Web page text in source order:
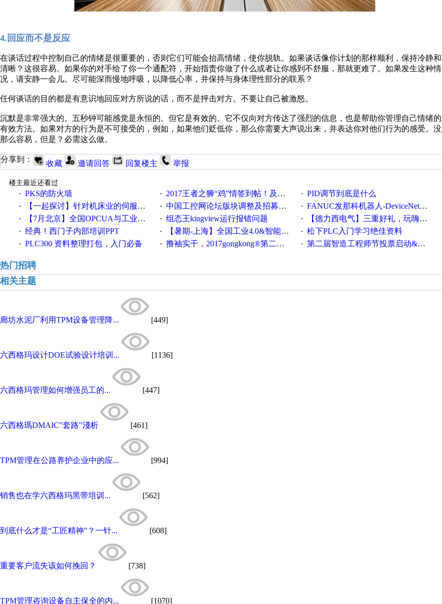
4.回应而不是反应
在谈话过程中控制自己的情绪是很重要的，否则它们可能会抬高情绪，使你脱轨。如果谈话像你计划的那样顺利，保持冷静和
清晰？这很容易。如果你的对手给了你一个通配符，开始指责你做了什么或者让你感到不舒服，那就更难了。如果发生这种情
况，请安静一会儿。尽可能深而慢地呼吸，以降低心率，并保持与身体理性部分的联系？
任何谈话的目的都是有意识地回应对方所说的话，而不是抨击对方。不要让自己被激怒。
沉默是非常强大的。五秒钟可能感觉是永恒的。但它是有效的。它不仅向对方传达了强烈的信息，也是帮助你管理自己情绪的
有效方法。如果对方的行为是不可接受的，例如，如果他们贬低你，那么你需要大声说出来，并表达你对他们行为的感受。没
那么容易，但是？必需这么做。
分享到： 收藏 邀请回答 回复楼主 举报
楼主最近还看过
· PKS的防火墙 · 2017王者之狮“鸡”情签到帖！及时更新在线研讨会预告 · PID调节到底是什么
· 【一起探讨】针对机床业的伺服系统发展，您的期望是什么？ · 中国工控网论坛版块调整及招募版主公告 · FANUC发那科机器人-DeviceNet通信使用手册(中文)
· 【7月北京】全国OPCUA与工业互联技术培训班通知！ · 组态王kingview运行报错问题 · 【德力西电气】三重好礼，玩嗨夏日！
· 经典！西门子内部培训PPT · 【暑期-上海】全国工业4.0&智能制造高级培训班通知！ · 松下PLC入门学习绝佳资料
· PLC300 资料整理打包，入门必备 · 撸袖实干，2017gongkong®第二届智造工程师节正式起航！ · 第二届智造工程师节投票启动&周周有礼！
热门招聘
相关主题
廊坊水泥厂利用TPM设备管理降... [449]
六西格玛设计DOE试验设计培训... [1136]
六西格玛管理如何增强员工的... [447]
六西格瑪DMAIC"套路"淺析 [461]
TPM管理在公路养护企业中的应... [994]
销售也在学六西格玛黑带培训... [562]
到底什么才是“工匠精神”？一针... [608]
重要客户流失该如何挽回？ [738]
TPM管理咨询设备自主保全的内... [1070]